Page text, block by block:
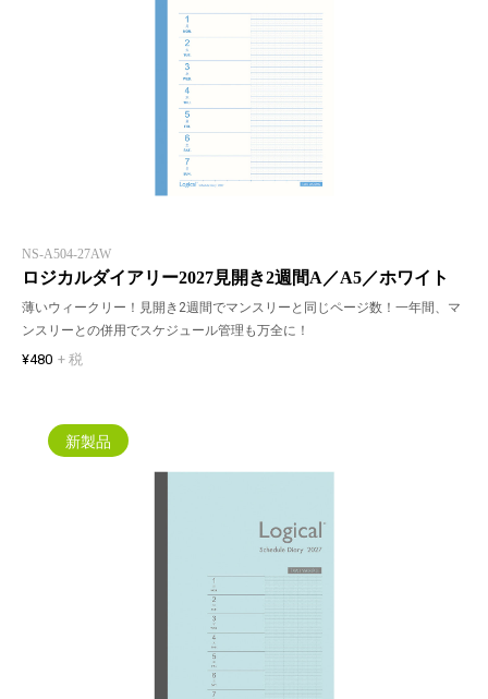
NS-A504-27AW
ロジカルダイアリー2027見開き2週間A／A5／ホワイト
薄いウィークリー！見開き2週間でマンスリーと同じページ数！一年間、マ
ンスリーとの併用でスケジュール管理も万全に！
¥480 + 税
新製品